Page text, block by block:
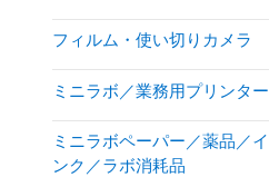
フィルム・使い切りカメラ
ミニラボ／業務用プリンター
ミニラボペーパー／薬品／イ
ンク／ラボ消耗品